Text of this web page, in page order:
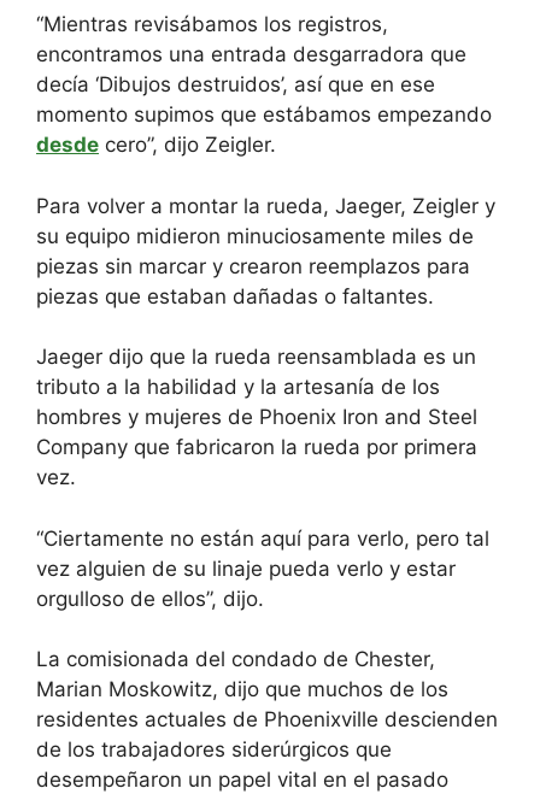
“Mientras revisábamos los registros,
encontramos una entrada desgarradora que
decía ‘Dibujos destruidos’, así que en ese
momento supimos que estábamos empezando
desde cero”, dijo Zeigler.
Para volver a montar la rueda, Jaeger, Zeigler y
su equipo midieron minuciosamente miles de
piezas sin marcar y crearon reemplazos para
piezas que estaban dañadas o faltantes.
Jaeger dijo que la rueda reensamblada es un
tributo a la habilidad y la artesanía de los
hombres y mujeres de Phoenix Iron and Steel
Company que fabricaron la rueda por primera
vez.
“Ciertamente no están aquí para verlo, pero tal
vez alguien de su linaje pueda verlo y estar
orgulloso de ellos”, dijo.
La comisionada del condado de Chester,
Marian Moskowitz, dijo que muchos de los
residentes actuales de Phoenixville descienden
de los trabajadores siderúrgicos que
desempeñaron un papel vital en el pasado